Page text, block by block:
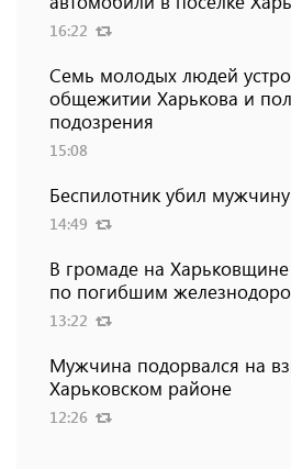
16:22
Семь молодых людей
общежитии Харькова и
подозрения
15:08
Беспилотник убил
14:49
В громаде на
по погибшим
13:22
Мужчина подорвался на
Харьковском районе
12:26